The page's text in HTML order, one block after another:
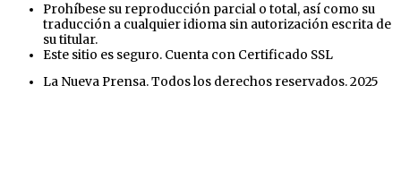
Prohíbese su reproducción parcial o total, así como su
traducción a cualquier idioma sin autorización escrita de
su titular.
Este sitio es seguro. Cuenta con Certificado SSL
La Nueva Prensa. Todos los derechos reservados. 2025